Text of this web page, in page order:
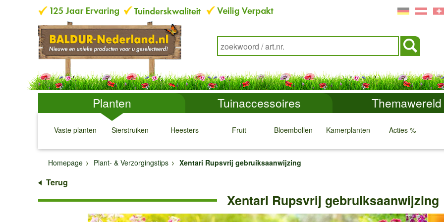
Planten Tuinaccessoires Themawereld
Vaste planten
↓
Sierstruiken
↓
Heesters
↓
Fruit
↓
Bloembollen
↓
Kamerplanten
↓
Acties %
↓ ↓
Homepage
Plant- & Verzorgingstips Xentari Rupsvrij gebruiksaanwijzing
Terug
Xentari Rupsvrij gebruiksaanwijzing